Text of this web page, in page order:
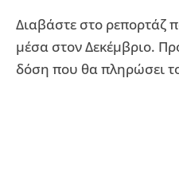
Διαβάστε στο ρεπορτάζ
μέσα στον Δεκέμβριο.
δόση που θα πληρώσει